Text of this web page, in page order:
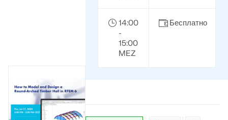
14:00
-
15:00
MEZ
Бесплатно